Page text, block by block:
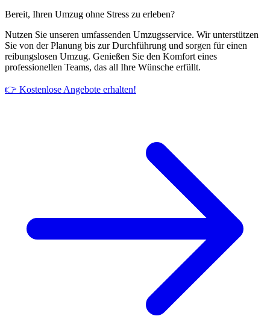
Bereit, Ihren Umzug ohne Stress zu erleben?
Nutzen Sie unseren umfassenden Umzugsservice. Wir unterstützen
Sie von der Planung bis zur Durchführung und sorgen für einen
reibungslosen Umzug. Genießen Sie den Komfort eines
professionellen Teams, das all Ihre Wünsche erfüllt.
👉 Kostenlose Angebote erhalten!